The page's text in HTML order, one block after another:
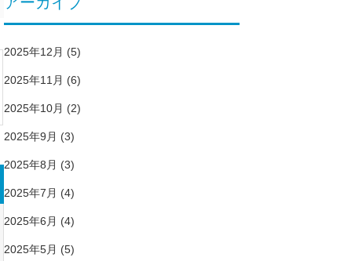
2025年12月 (5)
2025年11月 (6)
2025年10月 (2)
2025年9月 (3)
2025年8月 (3)
2025年7月 (4)
2025年6月 (4)
2025年5月 (5)